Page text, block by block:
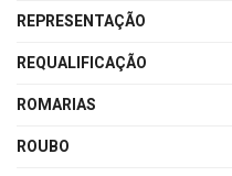
REPRESENTAÇÃO
REQUALIFICAÇÃO
ROMARIAS
ROUBO